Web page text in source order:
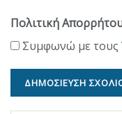
Πολιτική
Συμφωνώ με τους